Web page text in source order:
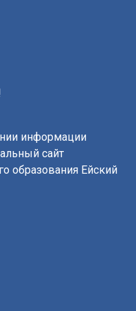
информации
сайт
образования Ейский